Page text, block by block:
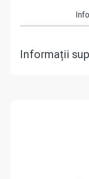
Informații